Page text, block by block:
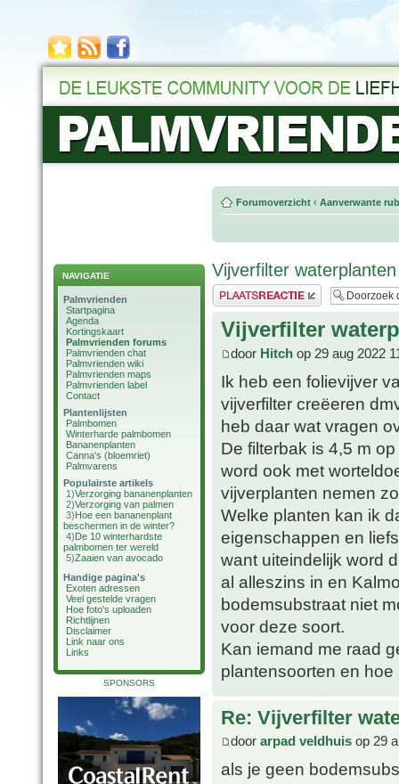
NAVIGATIE
Palmvrienden
Startpagina
Agenda
Kortingskaart
Palmvrienden forums
Palmvrienden chat
Palmvrienden wiki
Palmvrienden maps
Palmvrienden label
Contact
Plantenlijsten
Palmbomen
Winterharde palmbomen
Bananenplanten
Canna's (bloemriet)
Palmvarens
Populairste artikels
1)Verzorging bananenplanten
2)Verzorging van palmen
3)Hoe een bananenplant
beschermen in de winter?
4)De 10 winterhardste
palmbomen ter wereld
5)Zaaien van avocado
Handige pagina's
Exoten adressen
Veel gestelde vragen
Hoe foto's uploaden
Richtlijnen
Disclaimer
Link naar ons
Links
SPONSORS
Forumoverzicht ‹ Aanverwante
Vijverfilter waterplanten
Plaats een reactie
Vijverfilter
door Hitch op 29 aug 2022
Ik heb een folievijver
vijverfilter creëeren
heb daar wat vragen
De filterbak is 4,5 m
word ook met
vijverplanten nemen
Welke planten kan ik
eigenschappen en
want uiteindelijk word
al alleszins in en
bodemsubstraat niet
voor deze soort.
Kan iemand me raad
plantensoorten en
Re: Vijverfilter
door arpad veldhuis op 29
als je geen